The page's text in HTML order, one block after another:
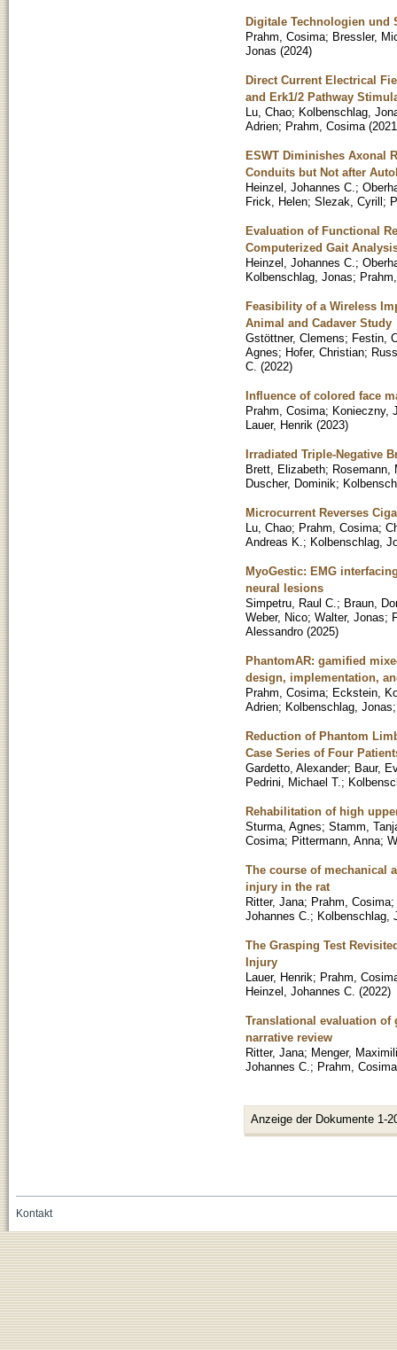
Digitale Technologien und
Prahm, Cosima; Bressler,
Jonas (2024)
Direct Current Electrical
and Erk1/2 Pathway
Lu, Chao; Kolbenschlag,
Adrien; Prahm, Cosima (2021
ESWT Diminishes Axonal
Conduits but Not after
Heinzel, Johannes C. ;
Frick, Helen; Slezak, Cyrill;
Evaluation of Functional
Computerized Gait
Heinzel, Johannes C. ;
Kolbenschlag, Jonas;
Feasibility of a Wireless
Animal and Cadaver Study
Gstöttner, Clemens; Festin,
Agnes; Hofer, Christian;
C. (2022)
Influence of colored face
Prahm, Cosima; Konieczny,
Lauer, Henrik (2023)
Irradiated Triple-Negative
Brett, Elizabeth; Rosemann,
Duscher, Dominik;
Microcurrent Reverses
Lu, Chao; Prahm, Cosima;
Andreas K. ; Kolbenschlag,
MyoGestic: EMG
neural lesions
Simpetru, Raul C. ; Braun,
Weber, Nico; Walter, Jonas;
Alessandro (2025)
PhantomAR: gamified
design, implementation,
Prahm, Cosima; Eckstein,
Adrien; Kolbenschlag, Jonas
Reduction of Phantom
Case Series of Four
Gardetto, Alexander; Baur,
Pedrini, Michael T. ;
Rehabilitation of high
Sturma, Agnes; Stamm,
Cosima; Pittermann, Anna;
The course of mechanical
injury in the rat
Ritter, Jana; Prahm, Cosima;
Johannes C. ; Kolbenschlag,
The Grasping Test
Injury
Lauer, Henrik; Prahm,
Heinzel, Johannes C. (2022)
Translational evaluation of
narrative review
Ritter, Jana; Menger,
Johannes C. ; Prahm, Cosima
Anzeige der Dokumente 1-
Kontakt